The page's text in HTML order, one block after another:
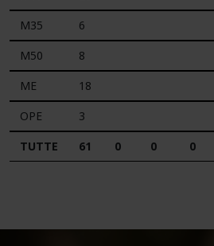
M35
6
M50
8
ME
18
OPE
3
TUTTE
61 0 0 0